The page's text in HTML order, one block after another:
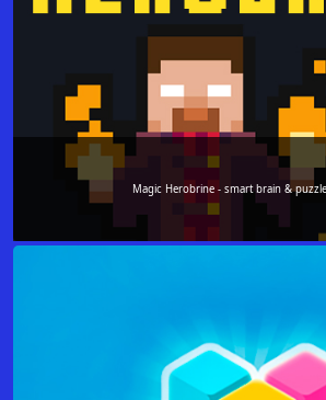
Magic Herobrine - smart brain &